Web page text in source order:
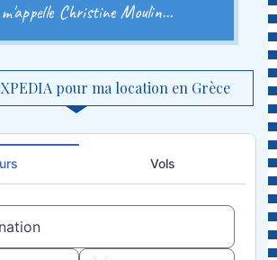
m'appelle Christine Moulin...
pour ma location en Grèce